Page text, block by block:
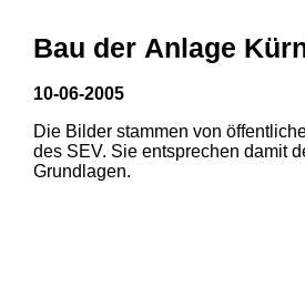
1 2
3
Bau der Anlage
10-06-2005
Die Bilder stammen von
des SEV. Sie entsprechen damit
Grundlagen.